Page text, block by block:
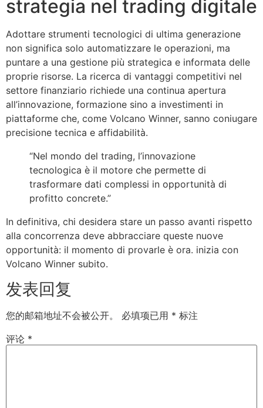
strategia nel trading digitale
Adottare strumenti tecnologici di ultima generazione
non significa solo automatizzare le operazioni, ma
puntare a una gestione più strategica e informata delle
proprie risorse. La ricerca di vantaggi competitivi nel
settore finanziario richiede una continua apertura
all’innovazione, formazione sino a investimenti in
piattaforme che, come Volcano Winner, sanno coniugare
precisione tecnica e affidabilità.
“Nel mondo del trading, l’innovazione
tecnologica è il motore che permette di
trasformare dati complessi in opportunità di
profitto concrete.”
In definitiva, chi desidera stare un passo avanti rispetto
alla concorrenza deve abbracciare queste nuove
opportunità: il momento di provarle è ora. inizia con
Volcano Winner subito.
发表回复
您的邮箱地址不会被公开。 必填项已用 * 标注
评论 *